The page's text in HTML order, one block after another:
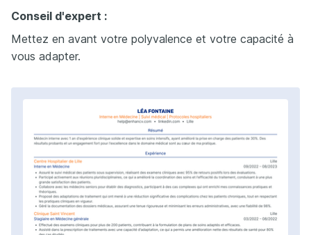
Conseil d'expert :
Mettez en avant votre polyvalence et votre capacité à
vous adapter.